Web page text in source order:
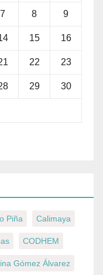
7 8 9
15 16
22 23
29 30
Piña Calimaya
CODHEM
Gómez Álvarez